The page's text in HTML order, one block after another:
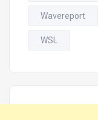
Wavereport
WSL